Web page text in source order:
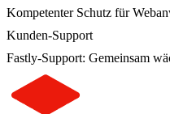
Kompetenter Schutz für
Kunden-Support
Fastly-Support: Gemeinsam